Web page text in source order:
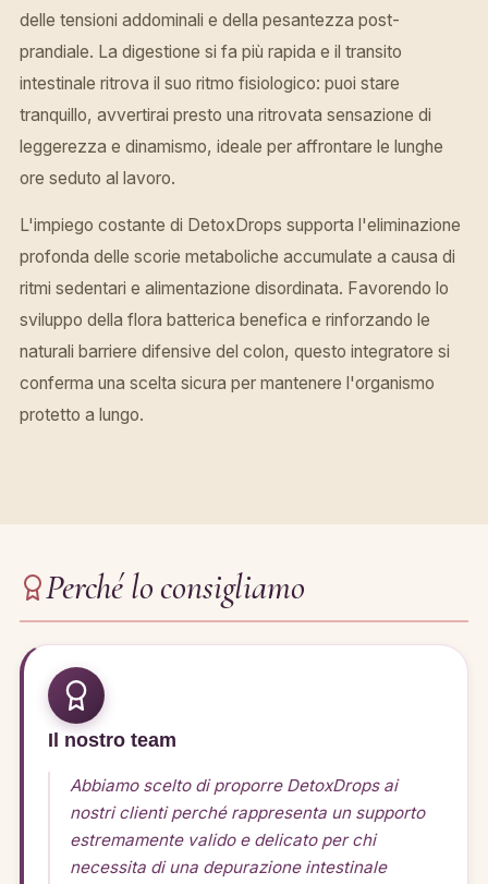
delle tensioni addominali e della pesantezza post-
prandiale. La digestione si fa più rapida e il transito
intestinale ritrova il suo ritmo fisiologico: puoi stare
tranquillo, avvertirai presto una ritrovata sensazione di
leggerezza e dinamismo, ideale per affrontare le lunghe
ore seduto al lavoro.
L'impiego costante di DetoxDrops supporta l'eliminazione
profonda delle scorie metaboliche accumulate a causa di
ritmi sedentari e alimentazione disordinata. Favorendo lo
sviluppo della flora batterica benefica e rinforzando le
naturali barriere difensive del colon, questo integratore si
conferma una scelta sicura per mantenere l'organismo
protetto a lungo.
Perché lo consigliamo
Il nostro team
Abbiamo scelto di proporre DetoxDrops ai
nostri clienti perché rappresenta un supporto
estremamente valido e delicato per chi
necessita di una depurazione intestinale